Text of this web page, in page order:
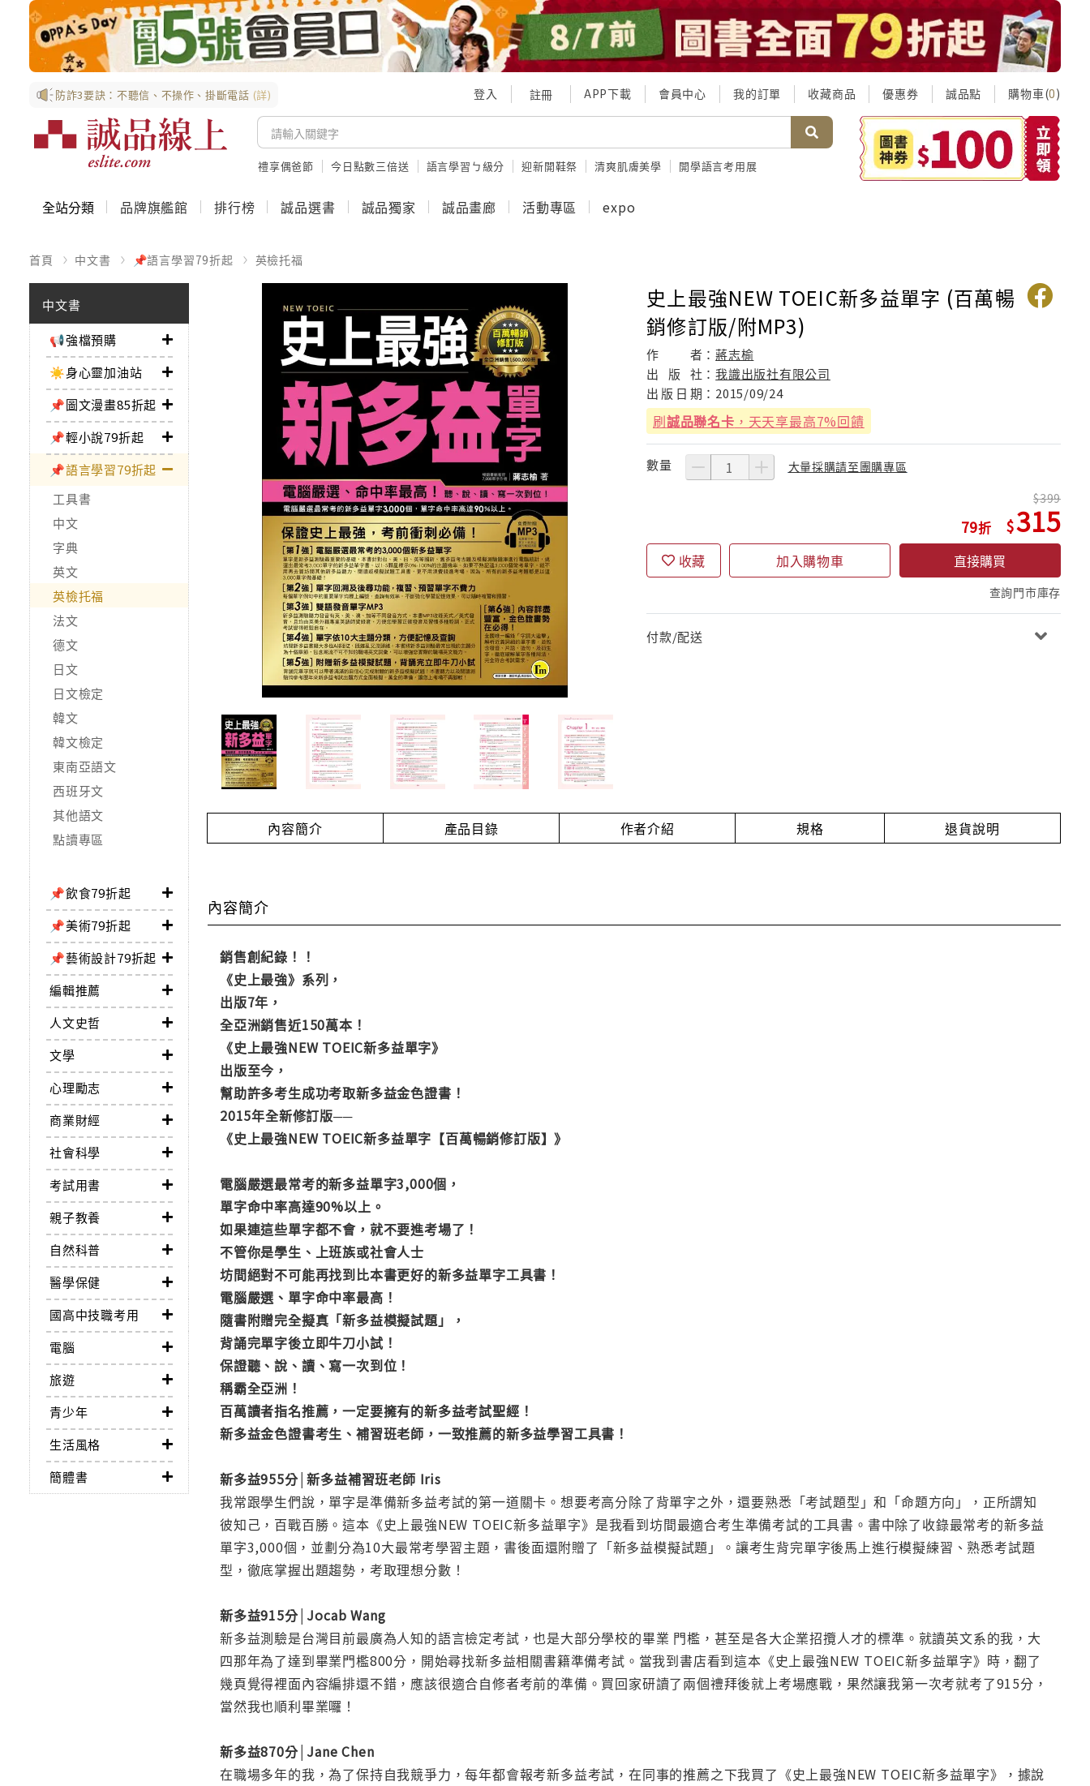
防詐3要訣：不聽信、不操作、掛斷電話 (詳) 登入 註冊 APP下載 會員中心 我的訂單 收藏商品 優惠券 誠品點 購物車(0)
禮享偶爸節 今日點數三倍送 語言學習ㄅ級分 迎新開鞋祭 清爽肌膚美學 開學語言考用展
全站分類 品牌旗艦館 排行榜 誠品選書 誠品獨家 誠品畫廊 活動專區 expo
首頁 中文書 📌語言學習79折起 英檢托福
中文書
📢強檔預購
☀️身心靈加油站
📌圖文漫畫85折起
📌輕小說79折起
📌語言學習79折起
工具書
中文
字典
英文
英檢托福
法文
德文
日文
日文檢定
韓文
韓文檢定
東南亞語文
西班牙文
其他語文
點讀專區
📌飲食79折起
📌美術79折起
📌藝術設計79折起
編輯推薦
人文史哲
文學
心理勵志
商業財經
社會科學
考試用書
親子教養
自然科普
醫學保健
國高中技職考用
電腦
旅遊
青少年
生活風格
簡體書
史上最強NEW TOEIC新多益單字 (百萬暢
銷修訂版/附MP3)
作 者：蔣志榆
出
版 社：我識出版社有限公司
出 版 日 期： 2015/09/24
刷誠品聯名卡 ，天天享最高7%回饋
數量 大量採購請至團購專區
79
399
315
收藏 加入購物車 直接購買
查詢門市庫存
付款/配送
內容簡介 產品目錄 作者介紹 規格 退貨說明
內容簡介
銷售創紀錄！！
《史上最強》系列，
出版7年，
全亞洲銷售近150萬本！
《史上最強NEW TOEIC新多益單字》
出版至今，
幫助許多考生成功考取新多益金色證書！
2015年全新修訂版──
《史上最強NEW TOEIC新多益單字【百萬暢銷修訂版】》
電腦嚴選最常考的新多益單字3,000個，
單字命中率高達90%以上。
如果連這些單字都不會，就不要進考場了！
不管你是學生、上班族或社會人士
坊間絕對不可能再找到比本書更好的新多益單字工具書！
電腦嚴選、單字命中率最高！
隨書附贈完全擬真「新多益模擬試題」，
背誦完單字後立即牛刀小試！
保證聽、說、讀、寫一次到位！
稱霸全亞洲！
百萬讀者指名推薦，一定要擁有的新多益考試聖經！
新多益金色證書考生、補習班老師，一致推薦的新多益學習工具書！
新多益955分│新多益補習班老師 Iris
我常跟學生們說，單字是準備新多益考試的第一道關卡。想要考高分除了背單字之外，還要熟悉「考試題型」和「命題方向」，正所謂知
彼知己，百戰百勝。這本《史上最強NEW TOEIC新多益單字》是我看到坊間最適合考生準備考試的工具書。書中除了收錄最常考的新多益
單字3,000個，並劃分為10大最常考學習主題，書後面還附贈了「新多益模擬試題」。讓考生背完單字後馬上進行模擬練習、熟悉考試題
型，徹底掌握出題趨勢，考取理想分數！
新多益915分│Jocab Wang
新多益測驗是台灣目前最廣為人知的語言檢定考試，也是大部分學校的畢業 門檻，甚至是各大企業招攬人才的標準。就讀英文系的我，大
四那年為了達到畢業門檻800分，開始尋找新多益相關書籍準備考試。當我到書店看到這本《史上最強NEW TOEIC新多益單字》時，翻了
幾頁覺得裡面內容編排還不錯，應該很適合自修者考前的準備。買回家研讀了兩個禮拜後就上考場應戰，果然讓我第一次考就考了915分，
當然我也順利畢業囉！
新多益870分│Jane Chen
在職場多年的我，為了保持自我競爭力，每年都會報考新多益考試，在同事的推薦之下我買了《史上最強NEW TOEIC新多益單字》，據說